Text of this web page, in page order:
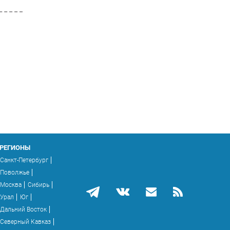
РЕГИОНЫ
Санкт-Петербург
Поволжье
Москва
Сибирь
Урал
Юг
Дальний Восток
Северный Кавказ